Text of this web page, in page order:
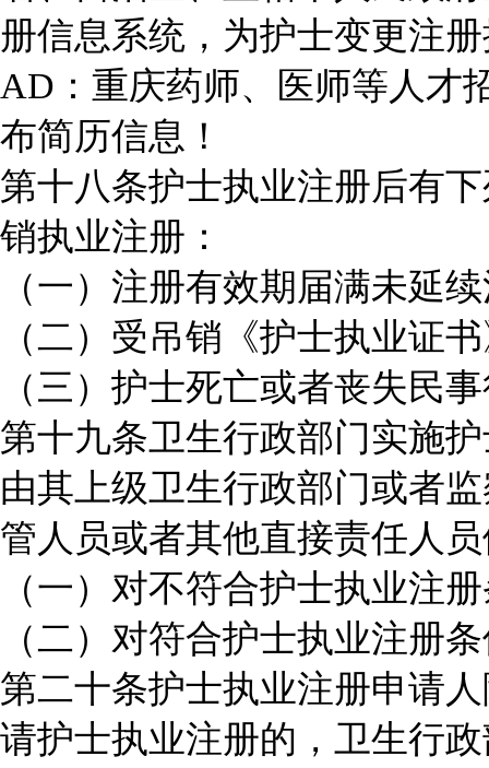
册信息系统，为护士变更注
AD：重庆药师、医师等人才
布简历信息！
第十八条护士执业注册后有
销执业注册：
（一）注册有效期届满未延
（二）受吊销《护士执业证
（三）护士死亡或者丧失民
第十九条卫生行政部门实施
由其上级卫生行政部门或者
管人员或者其他直接责任人
（一）对不符合护士执业注
（二）对符合护士执业注册
第二十条护士执业注册申请
请护士执业注册的，卫生行